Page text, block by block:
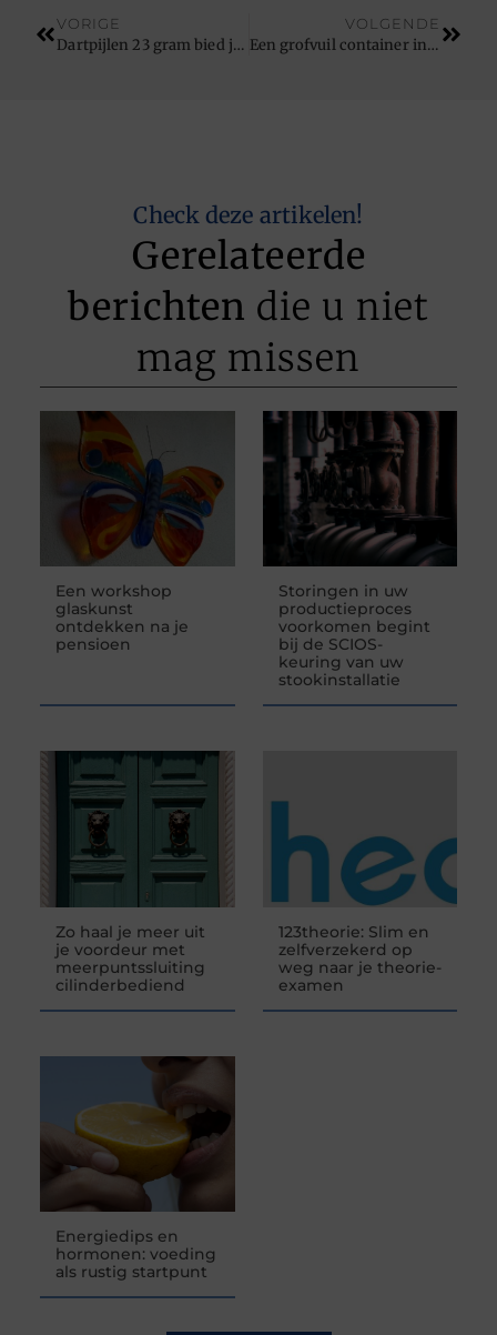
VORIGE
Dartpijlen 23 gram bied je de kans op een goede en volmaakte training
VOLGENDE
Een grofvuil container in elke gewenste maat
Check deze artikelen!
Gerelateerde
berichten die u niet
mag missen
Een workshop
glaskunst
ontdekken na je
pensioen
Storingen in uw
productieproces
voorkomen begint
bij de SCIOS-
keuring van uw
stookinstallatie
Zo haal je meer uit
je voordeur met
meerpuntssluiting
cilinderbediend
123theorie: Slim en
zelfverzekerd op
weg naar je theorie-
examen
Energiedips en
hormonen: voeding
als rustig startpunt